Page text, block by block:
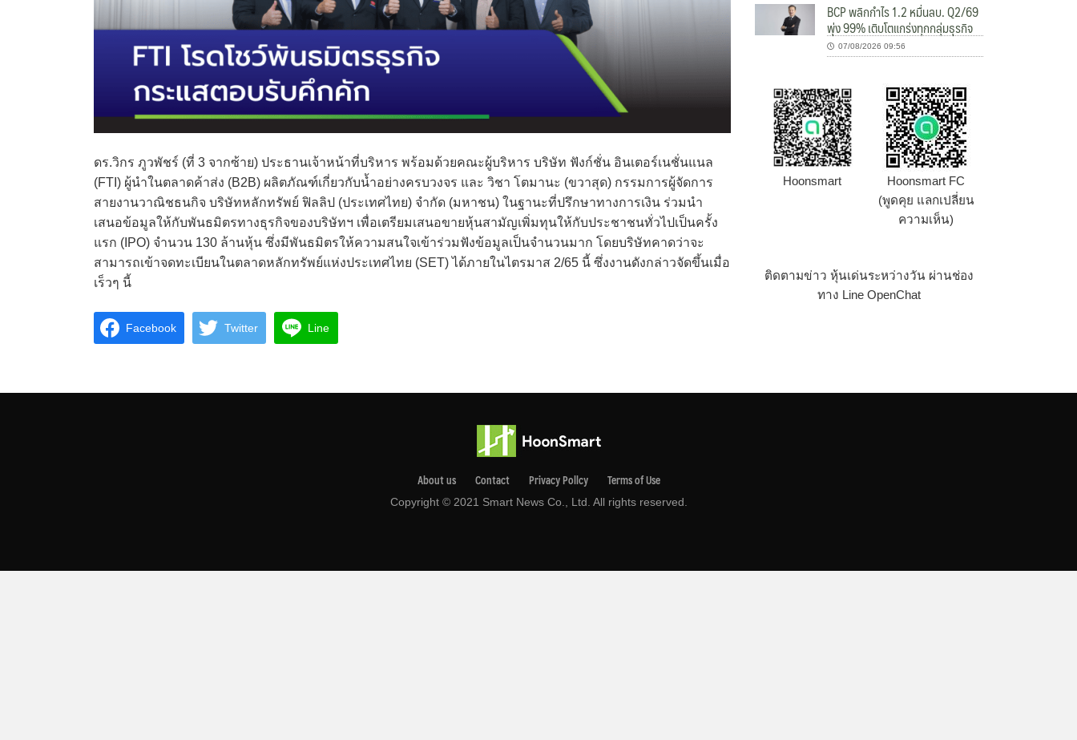
ดร.วิกร ภูวพัชร์ (ที่ 3 จากซ้าย) ประธานเจ้าหน้าที่บริหาร พร้อมด้วยคณะผู้บริหาร บริษัท ฟังก์ชั่น อินเตอร์เนชั่นแนล
(FTI) ผู้นำในตลาดค้าส่ง (B2B) ผลิตภัณฑ์เกี่ยวกับน้ำอย่างครบวงจร และ วิชา โตมานะ (ขวาสุด) กรรมการผู้จัดการ
สายงานวาณิชธนกิจ บริษัทหลักทรัพย์ ฟิลลิป (ประเทศไทย) จำกัด (มหาชน) ในฐานะที่ปรึกษาทางการเงิน ร่วมนำ
เสนอข้อมูลให้กับพันธมิตรทางธุรกิจของบริษัทฯ เพื่อเตรียมเสนอขายหุ้นสามัญเพิ่มทุนให้กับประชาชนทั่วไปเป็นครั้ง
แรก (IPO) จำนวน 130 ล้านหุ้น ซึ่งมีพันธมิตรให้ความสนใจเข้าร่วมฟังข้อมูลเป็นจำนวนมาก โดยบริษัทคาดว่าจะ
สามารถเข้าจดทะเบียนในตลาดหลักทรัพย์แห่งประเทศไทย (SET) ได้ภายในไตรมาส 2/65 นี้ ซึ่งงานดังกล่าวจัดขึ้นเมื่อ
เร็วๆ นี้
Facebook Twitter Line
BCP พลิกกำไร 1.2 หมื่นลบ. Q2/69
พุ่ง 99% เติบโตแกร่งทุกกลุ่มธุรกิจ
07/08/2026 09:56
Hoonsmart
Hoonsmart FC
(พูดคุย แลกเปลี่ยน
ความเห็น)
ติดตามข่าว หุ้นเด่นระหว่างวัน ผ่านช่อง
ทาง Line OpenChat
About us Contact Privacy Pollcy Terms of Use
Copyright © 2021 Smart News Co., Ltd. All rights reserved.